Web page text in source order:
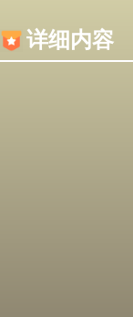
详细内容